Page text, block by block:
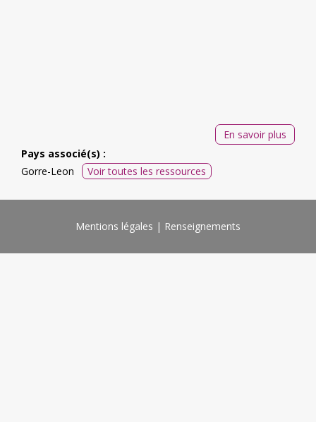
En savoir plus
Pays associé(s) :
Gorre-Leon
Voir toutes les ressources
Mentions légales Renseignements